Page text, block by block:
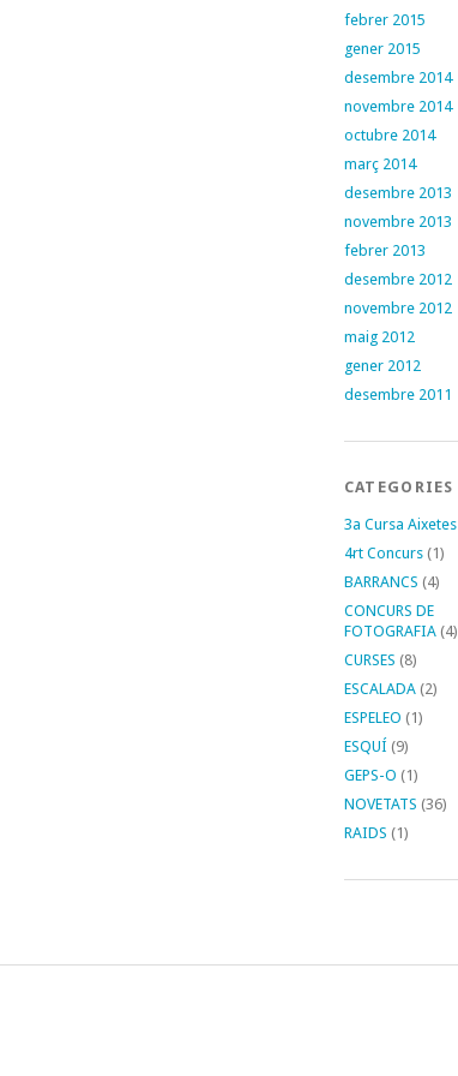
febrer 2015
gener 2015
desembre 2014
novembre 2014
octubre 2014
març 2014
desembre 2013
novembre 2013
febrer 2013
desembre 2012
novembre 2012
maig 2012
gener 2012
desembre 2011
CATEGORIES
3a Cursa Aixetes
4rt Concurs(1)
BARRANCS (4)
CONCURS DE
FOTOGRAFIA(4)
CURSES (8)
ESCALADA(2)
ESPELEO (1)
ESQUÍ (9)
GEPS-O (1)
NOVETATS (36)
RAIDS (1)